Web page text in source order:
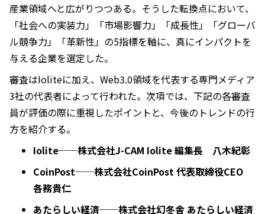
産業領域へと広がりつつある。そうした転換点において、
「社会への実装力」「市場影響力」「成長性」「グローバ
ル競争力」「革新性」の5指標を軸に、真にインパクトを
与える企業を選定した。
審査はIoliteに加え、Web3.0領域を代表する専門メディア
3社の代表者によって行われた。次項では、下記の各審査
員が評価の際に重視したポイントと、今後のトレンドの行
方を紹介する。
Iolite──株式会社J-CAM Iolite 編集長 八木紀彰
CoinPost──株式会社CoinPost 代表取締役CEO
各務貴仁
あたらしい経済──株式会社幻冬舎 あたらしい経済